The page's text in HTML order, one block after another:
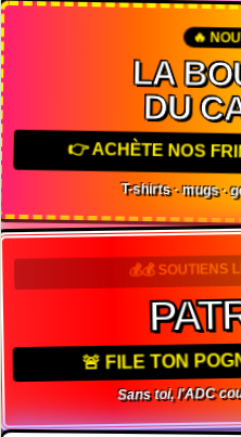
🔥
LA
DU
👉 ACHÈTE NOS
T-shirts · mugs ·
💰💰 SOUTIENS
🚨 FILE TON
Sans toi, l'ADC